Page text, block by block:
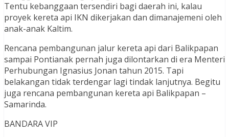
Tentu kebanggaan tersendiri bagi daerah ini, kalau
proyek kereta api IKN dikerjakan dan dimanajemeni oleh
anak-anak Kaltim.
Rencana pembangunan jalur kereta api dari Balikpapan
sampai Pontianak pernah juga dilontarkan di era Menteri
Perhubungan Ignasius Jonan tahun 2015. Tapi
belakangan tidak terdengar lagi tindak lanjutnya. Begitu
juga rencana pembangunan kereta api Balikpapan –
Samarinda.
BANDARA VIP